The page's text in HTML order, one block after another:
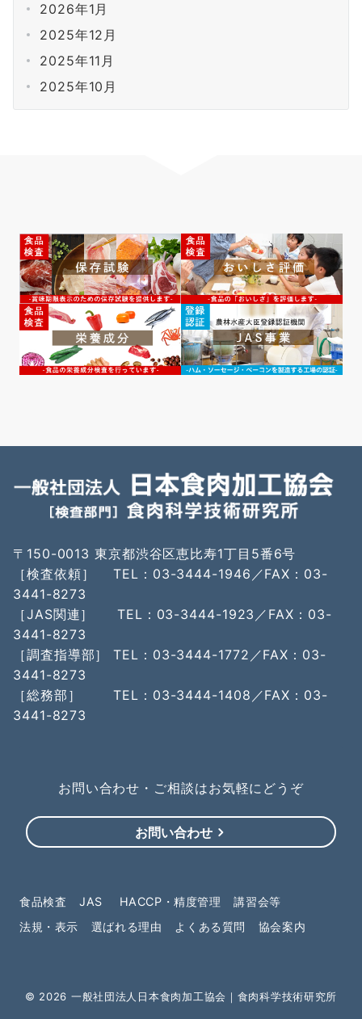
2026年1月
2025年12月
2025年11月
2025年10月
〒150-0013 東京都渋谷区恵比寿1丁目5番6号
［検査依頼］ TEL：03-3444-1946／FAX：03-
3441-8273
［JAS関連］ TEL：03-3444-1923／FAX：03-
3441-8273
［調査指導部］ TEL：03-3444-1772／FAX：03-
3441-8273
［総務部］ TEL：03-3444-1408／FAX：03-
3441-8273
お問い合わせ・ご相談はお気軽にどうぞ
お問い合わせ
食品検査 JAS HACCP・精度管理
講習会等
法規・表示
選ばれる理由 よくある質問 協会案内
© 2026 一般社団法人日本食肉加工協会｜食肉科学技術研究所